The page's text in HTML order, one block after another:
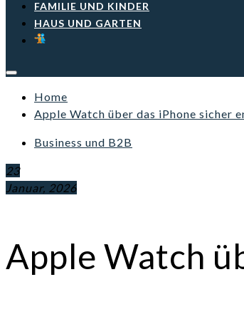
FAMILIE UND KINDER
HAUS UND GARTEN
Home
Apple Watch über das iPhone sicher
Business und B2B
23
Januar, 2026
Apple Watch